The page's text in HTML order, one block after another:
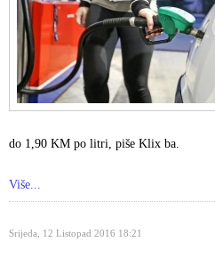
do 1,90 KM po litri, piše Klix ba.
Više...
Srijeda, 12 Listopad 2016 18:21